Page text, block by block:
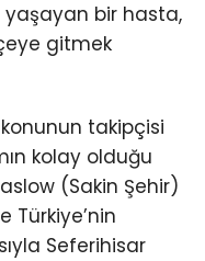
yaşayan bir hasta,
gitmek
takipçisi
kolay olduğu
(Sakin Şehir)
Türkiye’nin
Seferihisar